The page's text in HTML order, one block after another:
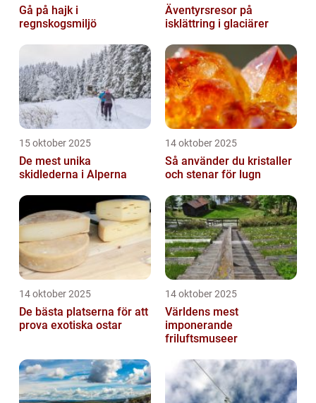
Gå på hajk i
regnskogsmiljö
Äventyrsresor på
isklättring i glaciärer
15 oktober 2025
De mest unika
skidlederna i Alperna
14 oktober 2025
Så använder du kristaller
och stenar för lugn
14 oktober 2025
De bästa platserna för att
prova exotiska ostar
14 oktober 2025
Världens mest
imponerande
friluftsmuseer